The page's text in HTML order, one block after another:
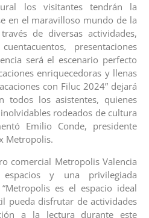
los visitantes tendrán la
en el maravilloso mundo de la
de diversas actividades,
presentaciones
será el escenario perfecto
enriquecedoras y llenas
con Filuc 2024” dejará
todos los asistentes, quienes
rodeados de cultura
Emilio Conde, presidente
Metropolis.
comercial Metropolis Valencia
y una privilegiada
es el espacio ideal
pueda disfrutar de actividades
a la lectura durante este